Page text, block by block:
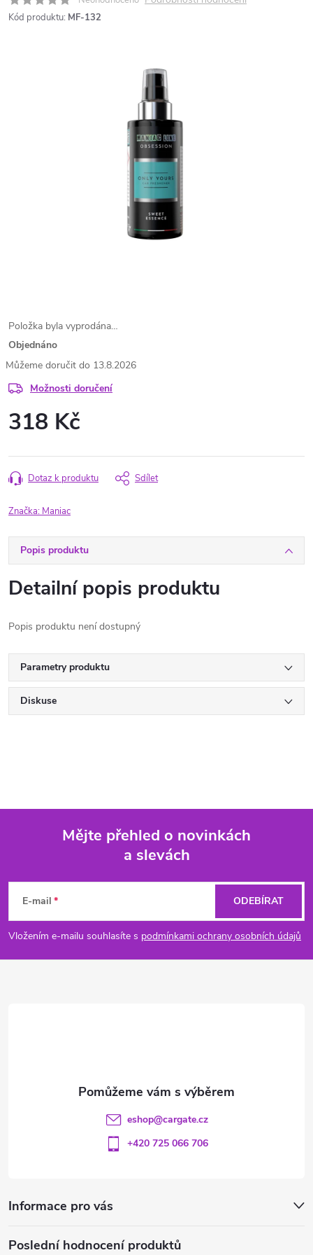
Kód produktu: MF-132
Položka byla vyprodána…
Objednáno
13.8.2026
Možnosti doručení
318 Kč
cena:
Dotaz k produktu Sdílet
Značka: Maniac
Popis produktu
Detailní popis produktu
Popis produktu není dostupný
Parametry produktu
Diskuse
p
a
Mějte přehled o novinkách
a slevách
E-mail
Vložením e-mailu souhlasíte s podmínkami ochrany osobních údajů
ODEBÍRAT
Informace pro vás
Poslední hodnocení produktů
eshop@cargate.cz
+420 725 066 706